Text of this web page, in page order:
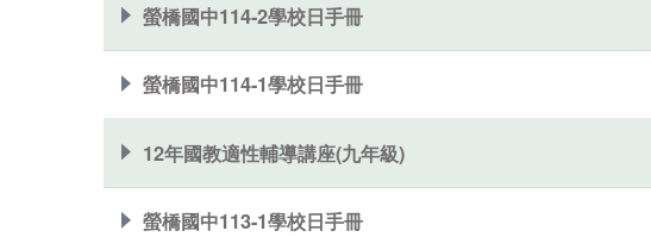
螢橋國中114-2學校日手冊
螢橋國中114-1學校日手冊
12年國教適性輔導講座(九年級)
螢橋國中113-1學校日手冊